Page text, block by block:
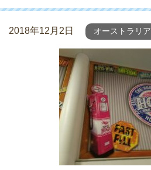
2018年12月2日 オーストラリア